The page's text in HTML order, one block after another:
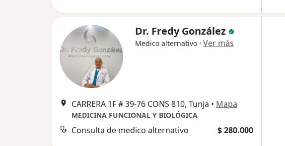
Dr. Fredy González
Medico alternativo · Ver más
CARRERA 1F # 39-76 CONS 810, Tunja • Mapa
MEDICINA FUNCIONAL Y BIOLÓGICA
Consulta de medico alternativo $ 280.000